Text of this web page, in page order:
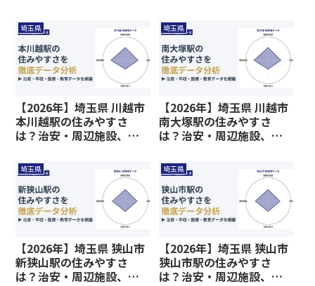
埼玉県
【2026年】埼玉県 川越市
本川越駅の住みやすさ
は？治安・周辺施設、教
る情報を解説
埼玉県
【2026年】埼玉県 川越市
南大塚駅の住みやすさ
は？治安・周辺施設、教
る情報を解説
埼玉県
【2026年】埼玉県 狭山市
新狭山駅の住みやすさ
は？治安・周辺施設、教
埼玉県
【2026年】埼玉県 狭山市
狭山市駅の住みやすさ
は？治安・周辺施設、教